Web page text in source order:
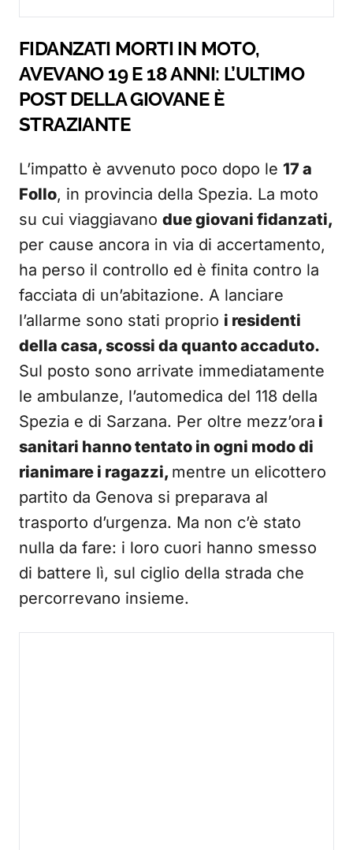
FIDANZATI MORTI IN MOTO,
AVEVANO 19 E 18 ANNI: L’ULTIMO
POST DELLA GIOVANE È
STRAZIANTE
L’impatto è avvenuto poco dopo le 17 a
Follo, in provincia della Spezia. La moto
su cui viaggiavano due giovani fidanzati,
per cause ancora in via di accertamento,
ha perso il controllo ed è finita contro la
facciata di un’abitazione. A lanciare
l’allarme sono stati proprio i residenti
della casa, scossi da quanto accaduto.
Sul posto sono arrivate immediatamente
le ambulanze, l’automedica del 118 della
Spezia e di Sarzana. Per oltre mezz’ora i
sanitari hanno tentato in ogni modo di
rianimare i ragazzi, mentre un elicottero
partito da Genova si preparava al
trasporto d’urgenza. Ma non c’è stato
nulla da fare: i loro cuori hanno smesso
di battere lì, sul ciglio della strada che
percorrevano insieme.